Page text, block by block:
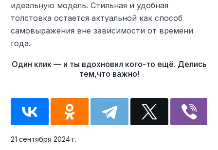
идеальную модель. Стильная и удобная
толстовка остается актуальной как способ
самовыражения вне зависимости от времени
года.
21 сентября 2024 г.